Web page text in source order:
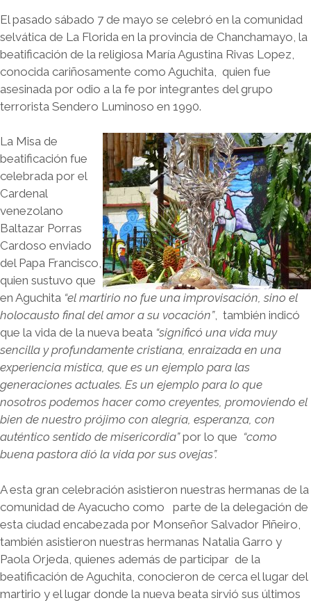
El pasado sábado 7 de mayo se celebró en la comunidad
selvática de La Florida en la provincia de Chanchamayo, la
beatificación de la religiosa María Agustina Rivas Lopez,
conocida cariñosamente como Aguchita, quien fue
asesinada por odio a la fe por integrantes del grupo
terrorista Sendero Luminoso en 1990.
La Misa de
beatificación fue
celebrada por el
Cardenal
venezolano
Baltazar Porras
Cardoso enviado
del Papa Francisco,
quien sustuvo que
en Aguchita “el martirio no fue una improvisación, sino el
holocausto final del amor a su vocación”, también indicó
que la vida de la nueva beata “significó una vida muy
sencilla y profundamente cristiana, enraizada en una
experiencia mística, que es un ejemplo para las
generaciones actuales. Es un ejemplo para lo que
nosotros podemos hacer como creyentes, promoviendo el
bien de nuestro prójimo con alegría, esperanza, con
auténtico sentido de misericordia”por lo que “como
buena pastora dió la vida por sus ovejas”.
A esta gran celebración asistieron nuestras hermanas de la
comunidad de Ayacucho como parte de la delegación de
esta ciudad encabezada por Monseñor Salvador Piñeiro,
también asistieron nuestras hermanas Natalia Garro y
Paola Orjeda, quienes además de participar de la
beatificación de Aguchita, conocieron de cerca el lugar del
martirio y el lugar donde la nueva beata sirvió sus últimos